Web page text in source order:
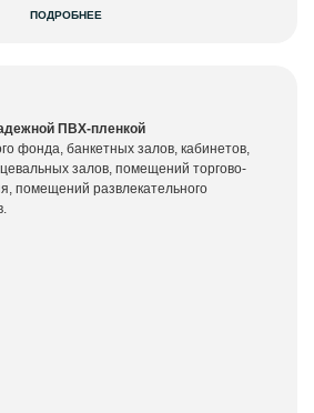
ПОДРОБНЕЕ
ПВХ-пленкой
фонда, банкетных залов, кабинетов,
залов, помещений торгово-
помещений развлекательного